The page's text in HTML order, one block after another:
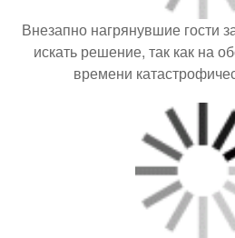
Внезапно нагрянувшие гости
искать решение, так как на
времени